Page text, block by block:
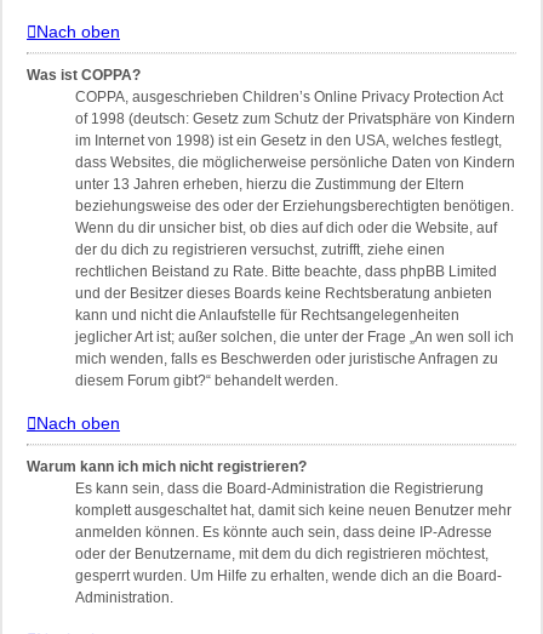
Nach oben
Was ist COPPA?
COPPA, ausgeschrieben Children’s Online Privacy Protection Act
of 1998 (deutsch: Gesetz zum Schutz der Privatsphäre von Kindern
im Internet von 1998) ist ein Gesetz in den USA, welches festlegt,
dass Websites, die möglicherweise persönliche Daten von Kindern
unter 13 Jahren erheben, hierzu die Zustimmung der Eltern
beziehungsweise des oder der Erziehungsberechtigten benötigen.
Wenn du dir unsicher bist, ob dies auf dich oder die Website, auf
der du dich zu registrieren versuchst, zutrifft, ziehe einen
rechtlichen Beistand zu Rate. Bitte beachte, dass phpBB Limited
und der Besitzer dieses Boards keine Rechtsberatung anbieten
kann und nicht die Anlaufstelle für Rechtsangelegenheiten
jeglicher Art ist; außer solchen, die unter der Frage „An wen soll ich
mich wenden, falls es Beschwerden oder juristische Anfragen zu
diesem Forum gibt?“ behandelt werden.
Nach oben
Warum kann ich mich nicht registrieren?
Es kann sein, dass die Board-Administration die Registrierung
komplett ausgeschaltet hat, damit sich keine neuen Benutzer mehr
anmelden können. Es könnte auch sein, dass deine IP-Adresse
oder der Benutzername, mit dem du dich registrieren möchtest,
gesperrt wurden. Um Hilfe zu erhalten, wende dich an die Board-
Administration.